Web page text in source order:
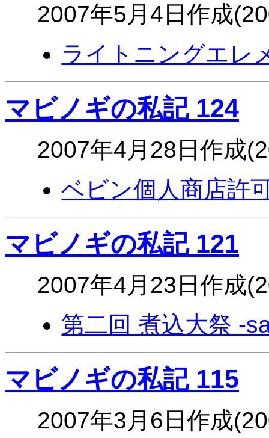
2007年5月4日作成
ライトニングエレ
マビノギの私記 124
2007年4月28日作成
ベビン個人商店許
マビノギの私記 121
2007年4月23日作成
第二回 煮込大祭 -
マビノギの私記 115
2007年3月6日作成